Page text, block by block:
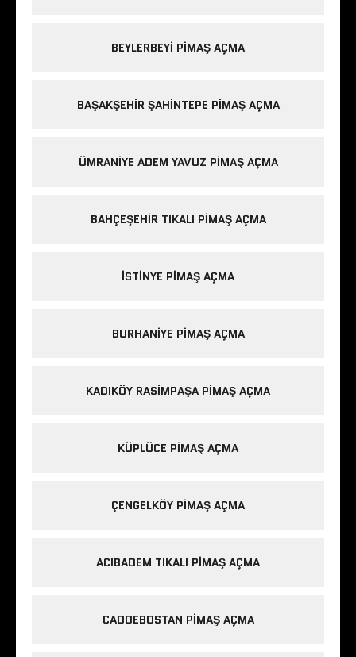
BEYLERBEYI PIMAŞ AÇMA
BAŞAKŞEHIR ŞAHINTEPE PIMAŞ AÇMA
ÜMRANIYE ADEM YAVUZ PIMAŞ AÇMA
BAHÇEŞEHIR TIKALI PIMAŞ AÇMA
ISTINYE PIMAŞ AÇMA
BURHANIYE PIMAŞ AÇMA
KADIKÖY RASIMPAŞA PIMAŞ AÇMA
KÜPLÜCE PIMAŞ AÇMA
ÇENGELKÖY PIMAŞ AÇMA
ACIBADEM TIKALI PIMAŞ AÇMA
CADDEBOSTAN PIMAŞ AÇMA